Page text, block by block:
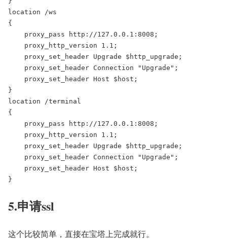
location /ws
{
}
location /terminal
{
}
5.申请ssl
这个比较简单，直接在宝塔上完成就行。